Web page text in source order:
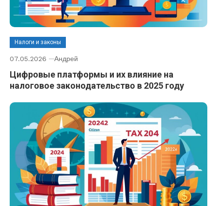
Налоги и законы
07.05.2026 Андрей
Цифровые платформы и их влияние на
налоговое законодательство в 2025 году